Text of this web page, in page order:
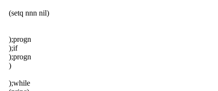
(setq nnn nil)
);progn
);if
);progn
)
);while